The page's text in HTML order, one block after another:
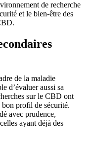
de recherche
et le bien-être des
de la maladie
d’évaluer aussi sa
sur le CBD ont
bon profil de sécurité.
avec prudence,
ayant déjà des